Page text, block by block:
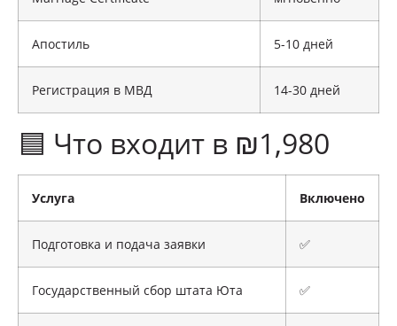
Апостиль 5-10 дней
Регистрация в МВД 14-30 дней
🟦 Что входит в ₪1,980
Услуга Включено
Подготовка и подача заявки ✅
Государственный сбор штата Юта ✅